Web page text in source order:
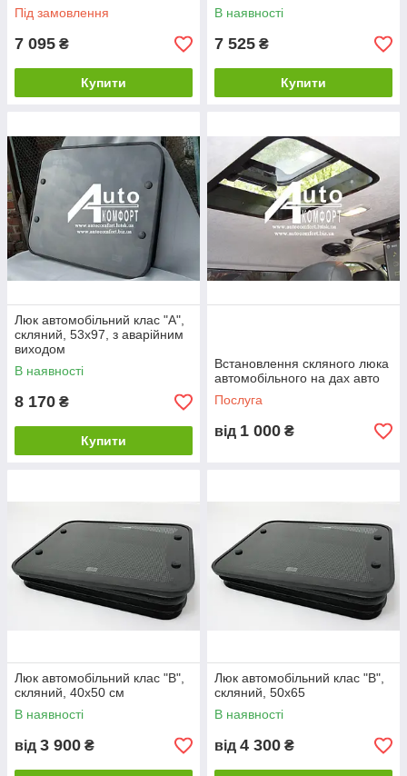
Під замовлення
7 095 ₴
Купити
В наявності
7 525 ₴
Купити
Люк автомобільний клас "А",
скляний, 53х97, з аварійним
виходом
В наявності
8 170 ₴
Купити
Встановлення скляного люка
автомобільного на дах авто
Послуга
від 1 000 ₴
Люк автомобільний клас "В",
скляний, 40х50 см
В наявності
від 3 900 ₴
Люк автомобільний клас "В",
скляний, 50х65
В наявності
від 4 300 ₴